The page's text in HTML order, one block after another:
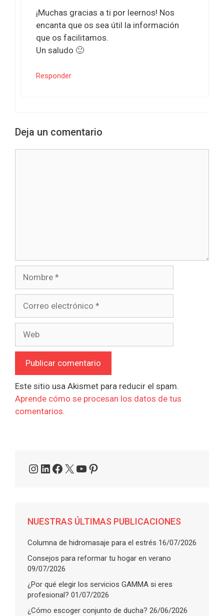
¡Muchas gracias a ti por leernos! Nos
encanta que os sea útil la información
que os facilitamos.
Un saludo 🙂
Responder
Deja un comentario
electrónico
Este sitio usa Akismet para reducir el spam.
Aprende cómo se procesan los datos de tus
comentarios.
Instagram
LinkedIn
Facebook
X YouTube
Pinterest
NUESTRAS ÚLTIMAS PUBLICACIONES
Columna de hidromasaje para el estrés 16/07/2026
Consejos para reformar tu hogar en verano
09/07/2026
¿Por qué elegir los servicios GAMMA si eres
profesional? 01/07/2026
¿Cómo escoger conjunto de ducha? 26/06/2026